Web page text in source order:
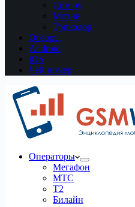
Дом.ру
Мотив
Триколор
Обзоры
Android
iOS
Чей номер
Операторы
Мегафон
МТС
Т2
Билайн